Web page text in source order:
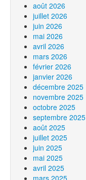
août 2026
juillet 2026
juin 2026
mai 2026
avril 2026
mars 2026
février 2026
janvier 2026
décembre 2025
novembre 2025
octobre 2025
septembre 2025
août 2025
juillet 2025
juin 2025
mai 2025
avril 2025
mars 2025